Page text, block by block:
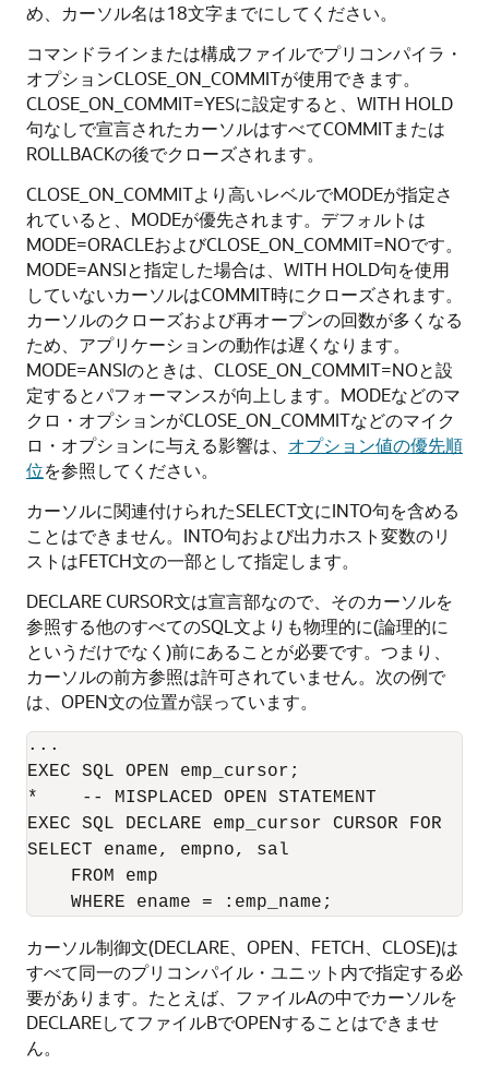
め、カーソル名は18文字までにしてください。
コマンドラインまたは構成ファイルでプリコンパイラ・
オプションCLOSE_ON_COMMITが使用できます。
CLOSE_ON_COMMIT=YESに設定すると、WITH HOLD
句なしで宣言されたカーソルはすべてCOMMITまたは
ROLLBACKの後でクローズされます。
CLOSE_ON_COMMITより高いレベルでMODEが指定さ
れていると、MODEが優先されます。デフォルトは
MODE=ORACLEおよびCLOSE_ON_COMMIT=NOです。
MODE=ANSIと指定した場合は、WITH HOLD句を使用
していないカーソルはCOMMIT時にクローズされます。
カーソルのクローズおよび再オープンの回数が多くなる
ため、アプリケーションの動作は遅くなります。
MODE=ANSIのときは、CLOSE_ON_COMMIT=NOと設
定するとパフォーマンスが向上します。MODEなどのマ
クロ・オプションがCLOSE_ON_COMMITなどのマイク
ロ・オプションに与える影響は、 オプション値の優先順
位を参照してください。
カーソルに関連付けられたSELECT文にINTO句を含める
ことはできません。INTO句および出力ホスト変数のリ
ストはFETCH文の一部として指定します。
DECLARE CURSOR文は宣言部なので、そのカーソルを
参照する他のすべてのSQL文よりも物理的に(論理的に
というだけでなく)前にあることが必要です。つまり、
カーソルの前方参照は許可されていません。次の例で
は、OPEN文の位置が誤っています。
...
EXEC SQL OPEN emp_cursor;
*    -- MISPLACED OPEN STATEMENT
EXEC SQL DECLARE emp_cursor CURSOR FOR
SELECT ename, empno, sal
    FROM emp
カーソル制御文(DECLARE、OPEN、FETCH、CLOSE)は
すべて同一のプリコンパイル・ユニット内で指定する必
要があります。たとえば、ファイルAの中でカーソルを
DECLAREしてファイルBでOPENすることはできませ
ん。